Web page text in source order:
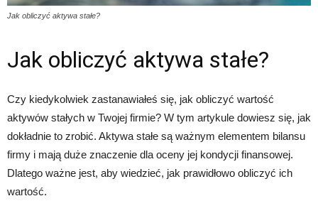
Jak obliczyć aktywa stałe?
Jak obliczyć aktywa stałe?
Czy kiedykolwiek zastanawiałeś się, jak obliczyć wartość
aktywów stałych w Twojej firmie? W tym artykule dowiesz się, jak
dokładnie to zrobić. Aktywa stałe są ważnym elementem bilansu
firmy i mają duże znaczenie dla oceny jej kondycji finansowej.
Dlatego ważne jest, aby wiedzieć, jak prawidłowo obliczyć ich
wartość.